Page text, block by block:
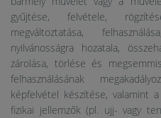
gyűjtése, felvétele,
megváltoztatása,
nyilvánosságra hozatala,
zárolása, törlése és
felhasználásának
képfelvétel készítése, valamint
fizikai jellemzők (pl. ujj- vagy